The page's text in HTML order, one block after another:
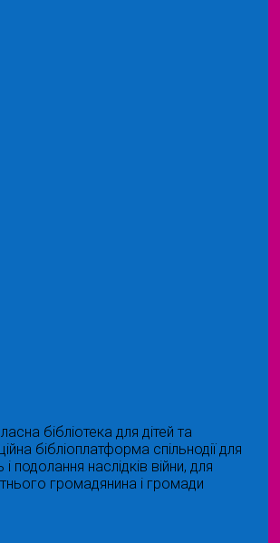
бібліотека для дітей та
бібліоплатформа спільнодії для
і подолання наслідків війни, для
громадянина і громади